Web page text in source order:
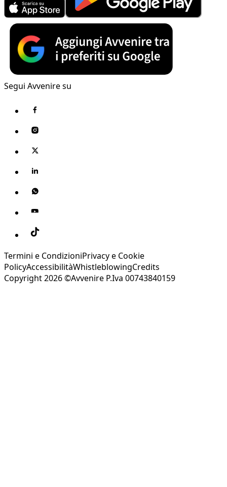
Segui Avvenire su
Termini e CondizioniPrivacy e Cookie
PolicyAccessibilitàWhistleblowingCredits
Copyright 2026 ©Avvenire P.Iva 00743840159